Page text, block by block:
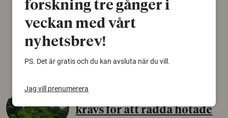
gammal sko. Fyndet bär spår av romerskt
skomode och beskrivs som mycket ovanligt i
krävs för att rädda hotade
forskning tre gånger i
veckan med vårt
nyhetsbrev!
PS. Det är gratis och du kan avsluta när du vill.
Jag vill prenumerera